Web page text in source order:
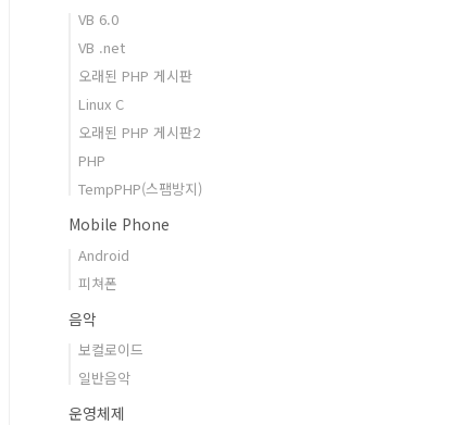
VB 6.0
VB .net
오래된 PHP 게시판
Linux C
오래된 PHP 게시판2
PHP
TempPHP(스팸방지)
Mobile Phone
Android
피쳐폰
음악
보컬로이드
일반음악
운영체제